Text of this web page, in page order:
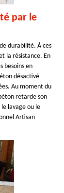
par le
durabilité. À ces
la résistance. En
besoins en
désactivé
Au moment du
retarde son
lavage ou le
Artisan